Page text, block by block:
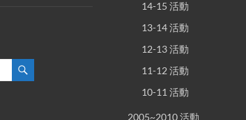
14-15 活動
13-14 活動
12-13 活動
11-12 活動
10-11 活動
2005~2010 活動